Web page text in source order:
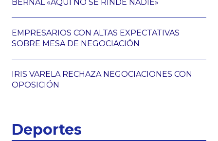
BERNAL «AQUÍ NO SE RINDE NADIE»
EMPRESARIOS CON ALTAS EXPECTATIVAS
SOBRE MESA DE NEGOCIACIÓN
IRIS VARELA RECHAZA NEGOCIACIONES CON
OPOSICIÓN
Deportes